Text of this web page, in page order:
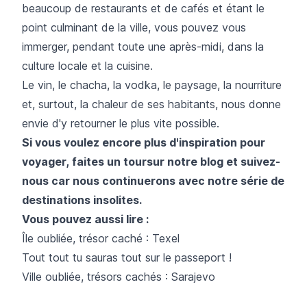
beaucoup de restaurants et de cafés et étant le
point culminant de la ville, vous pouvez vous
immerger, pendant toute une après-midi, dans la
culture locale et la cuisine.
Le vin, le chacha, la vodka, le paysage, la nourriture
et, surtout, la chaleur de ses habitants, nous donne
envie d'y retourner le plus vite possible.
Si vous voulez encore plus d'inspiration pour
voyager, faites un toursur notre blog et suivez-
nous car nous continuerons avec notre série de
destinations insolites.
Vous pouvez aussi lire :
Île oubliée, trésor caché : Texel
Tout tout tu sauras tout sur le passeport !
Ville oubliée, trésors cachés : Sarajevo